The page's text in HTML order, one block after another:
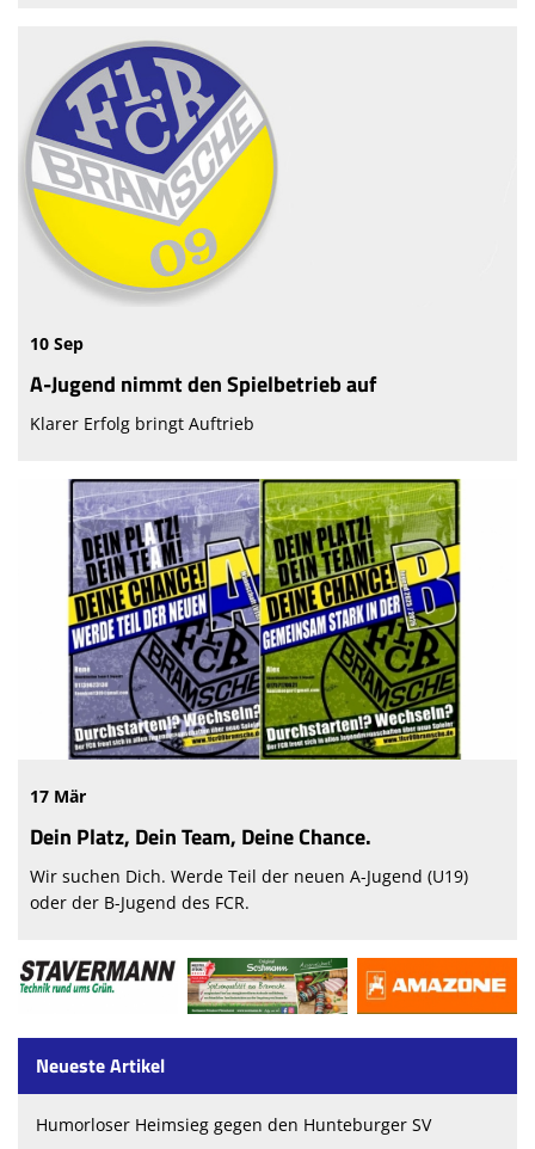
10 Sep
A-Jugend nimmt den Spielbetrieb auf
Klarer Erfolg bringt Auftrieb
17 Mär
Dein Platz, Dein Team, Deine Chance.
Wir suchen Dich. Werde Teil der neuen A-Jugend (U19)
oder der B-Jugend des FCR.
Neueste Artikel
Humorloser Heimsieg gegen den Hunteburger SV